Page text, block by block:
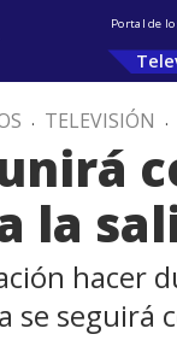
Portal de
. TELEVISIÓN .
la
hacer
se seguirá